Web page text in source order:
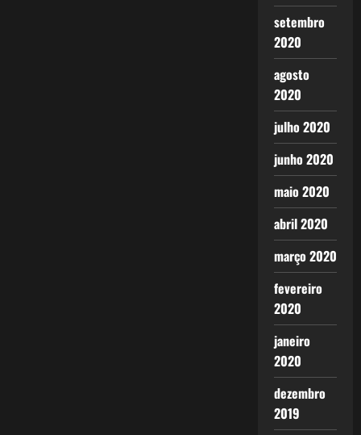
setembro
2020
agosto
2020
julho 2020
junho 2020
maio 2020
abril 2020
março 2020
fevereiro
2020
janeiro
2020
dezembro
2019